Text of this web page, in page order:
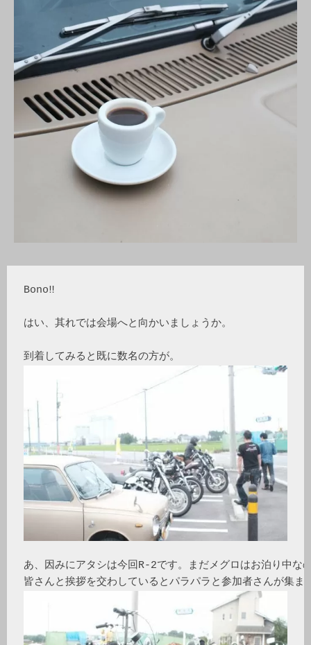
Bono‼
はい、其れでは会場へと向かいましょうか。
あ、因みにアタシは今回R-2です。まだメグロはお泊り中な